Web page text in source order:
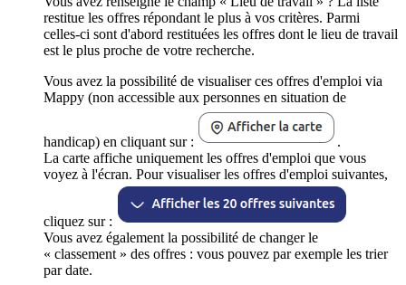
restitue les offres répondant le plus à vos critères. Parmi
celles-ci sont d'abord restituées les offres dont le lieu de travail
est le plus proche de votre recherche.
Vous avez la possibilité de visualiser ces offres d'emploi via
Mappy (non accessible aux personnes en situation de
handicap) en cliquant sur :
.
La carte affiche uniquement les offres d'emploi que vous
voyez à l'écran. Pour visualiser les offres d'emploi suivantes,
cliquez sur :
Vous avez également la possibilité de changer le
« classement » des offres : vous pouvez par exemple les trier
par date.